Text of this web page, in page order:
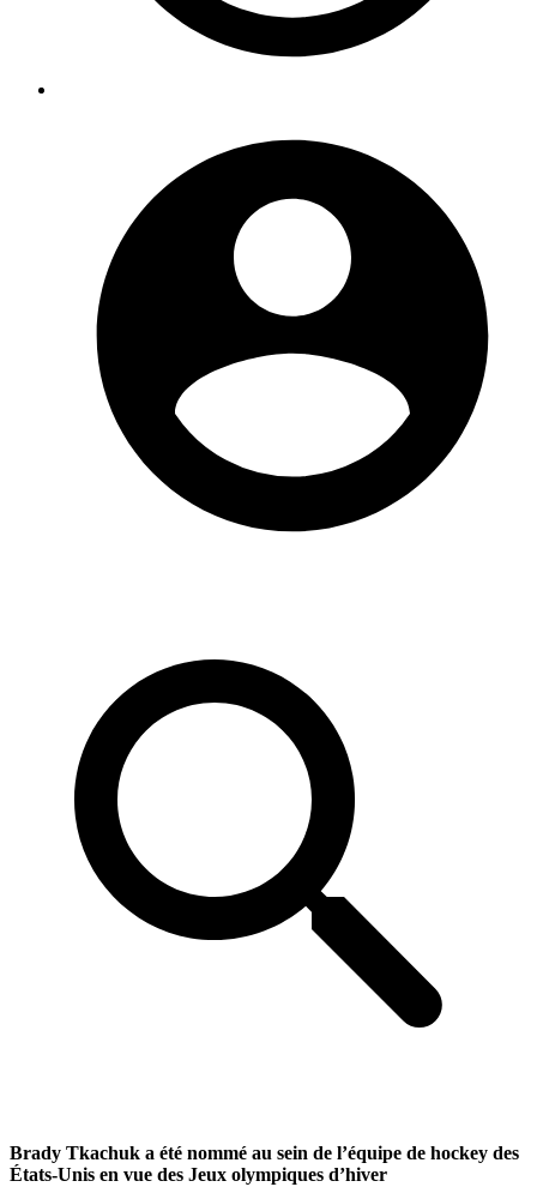
Brady Tkachuk a été nommé au sein de l’équipe de hockey des
États-Unis en vue des Jeux olympiques d’hiver